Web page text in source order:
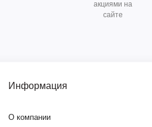
акциями на
сайте
Информация
О компании